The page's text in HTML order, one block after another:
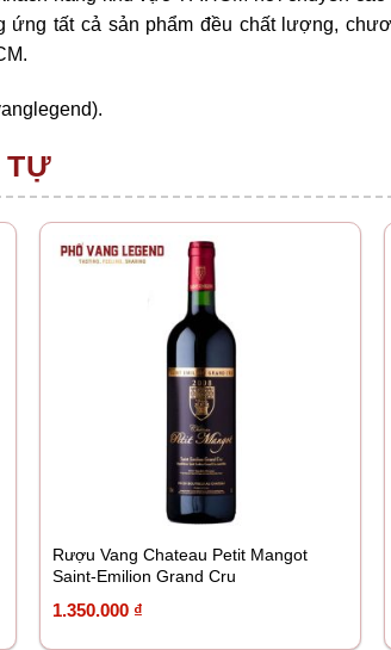
ứng tất cả sản phẩm đều chất lượng,
TỰ
Rượu Vang Chateau Petit Mangot
Saint-Emilion Grand Cru
1.350.000 ₫